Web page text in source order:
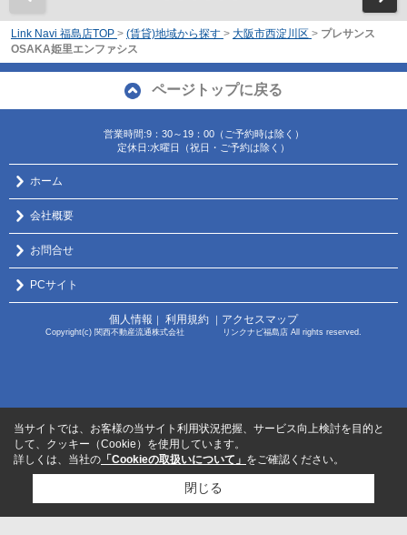
Link Navi 福島店TOP > (賃貸)地域から探す > 大阪市西淀川区 > プレサンス
OSAKA姫里エンファシス
ページトップに戻る
営業時間:9：30～19：00（ご予約時は除く）
定休日:水曜日（祝日・ご予約は除く）
ホーム
会社概要
お問合せ
PCサイト
個人情報 利用規約 アクセスマップ
Copyright(c) 関西不動産流通株式会社 リンクナビ福島店 All rights reserved.
当サイトでは、お客様の当サイト利用状況把握、サービス向上検討を目的と
して、クッキー（Cookie）を使用しています。
詳しくは、当社の 「Cookieの取扱いについて」 をご確認ください。
閉じる